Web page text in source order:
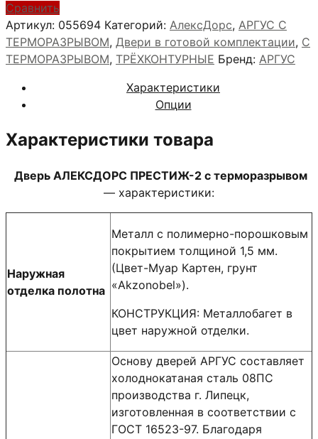
АЛЕКСДОРС
ПРЕСТИЖ-2
Сравнить
Артикул: 055694 Категорий: АлексДорс, АРГУС С
ТЕРМОРАЗРЫВОМ, Двери в готовой комплектации, С
ТЕРМОРАЗРЫВОМ, ТРЁХКОНТУРНЫЕ Бренд: АРГУС
Характеристики
Опции
Характеристики товара
Дверь АЛЕКСДОРС ПРЕСТИЖ-2 с терморазрывом
— характеристики:
Наружная
отделка полотна
Металл с полимерно-порошковым
покрытием толщиной 1,5 мм.
(Цвет-Муар Картен, грунт
«Akzonobel»).
КОНСТРУКЦИЯ: Металлобагет в
цвет наружной отделки.
Основу дверей АРГУС составляет
холоднокатаная сталь 08ПС
производства г. Липецк,
изготовленная в соответствии с
ГОСТ 16523-97. Благодаря